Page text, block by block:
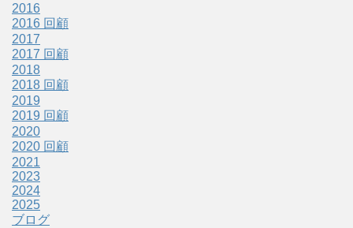
2016
2016 回顧
2017
2017 回顧
2018
2018 回顧
2019
2019 回顧
2020
2020 回顧
2021
2023
2024
2025
ブログ